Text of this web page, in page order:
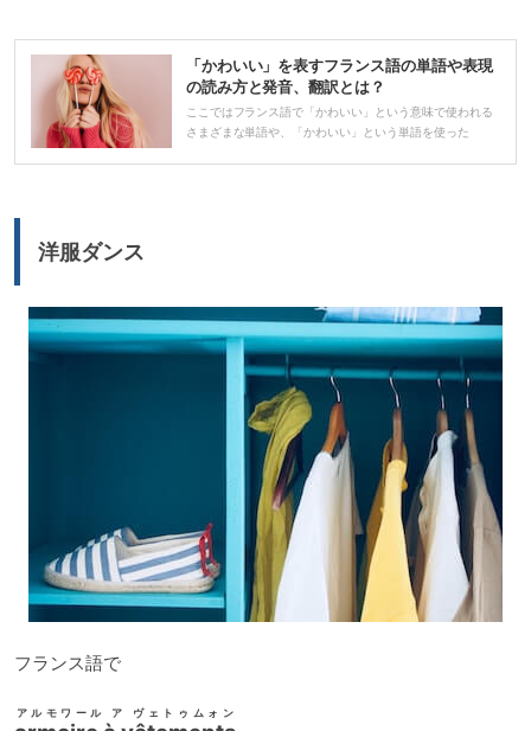
レ
ー
「かわいい」を表すフランス語の単語や表現
の読み方と発音、翻訳とは？
ここではフランス語で「かわいい」という意味で使われる
さまざまな単語や、「かわいい」という単語を使った
洋服ダンス
フランス語で
アルモワール ア ヴェトゥムォン